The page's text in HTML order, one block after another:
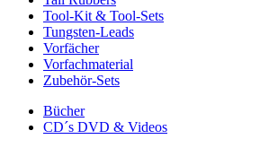
Tool-Kit & Tool-Sets
Tungsten-Leads
Vorfächer
Vorfachmaterial
Zubehör-Sets
Bücher
CD´s DVD & Videos